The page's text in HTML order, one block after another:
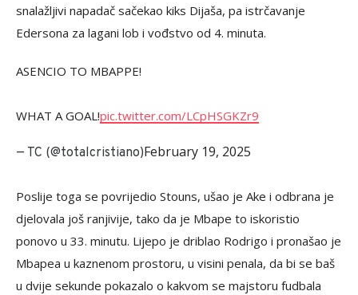
snalažljivi napadač sačekao kiks Dijaša, pa istrčavanje
Edersona za lagani lob i vođstvo od 4. minuta.
ASENCIO TO MBAPPE!
WHAT A GOAL!pic.twitter.com/LCpHSGKZr9
— TC (@totalcristiano)February 19, 2025
Poslije toga se povrijedio Stouns, ušao je Ake i odbrana je
djelovala još ranjivije, tako da je Mbape to iskoristio
ponovo u 33. minutu. Lijepo je driblao Rodrigo i pronašao je
Mbapea u kaznenom prostoru, u visini penala, da bi se baš
u dvije sekunde pokazalo o kakvom se majstoru fudbala